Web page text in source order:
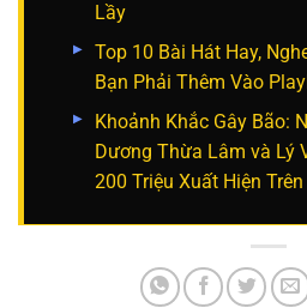
Lầy
Top 10 Bài Hát Hay,
Bạn Phải Thêm Vào
Khoảnh Khắc Gây Bão:
Dương Thừa Lâm và Lý
200 Triệu Xuất Hiện